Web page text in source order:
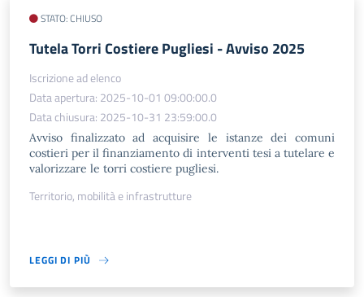
STATO: CHIUSO
Tutela Torri Costiere Pugliesi - Avviso 2025
Iscrizione ad elenco
Data apertura: 2025-10-01 09:00:00.0
Data chiusura: 2025-10-31 23:59:00.0
Avviso finalizzato ad acquisire le istanze dei comuni
costieri per il finanziamento di interventi tesi a tutelare e
valorizzare le torri costiere pugliesi.
Territorio, mobilità e infrastrutture
LEGGI DI PIÙ